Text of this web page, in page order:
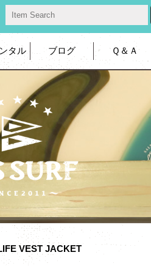
タル ブログ Ｑ＆Ａ
VEST JACKET